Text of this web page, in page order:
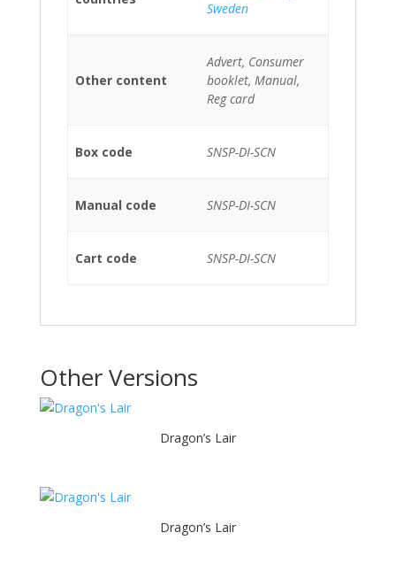
Sweden
Other content
Advert, Consumer
booklet, Manual,
Reg card
Box code SNSP-DI-SCN
Manual code SNSP-DI-SCN
Cart code SNSP-DI-SCN
Other Versions
Dragon’s Lair
Dragon’s Lair